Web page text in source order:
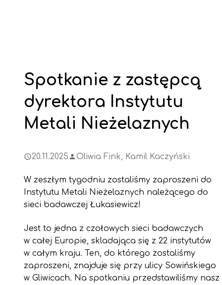
Spotkanie z zastępcą
dyrektora Instytutu
Metali Nieżelaznych
20.11.2025 Oliwia Fink, Kamil Kaczyński
W zeszłym tygodniu zostaliśmy zaproszeni do
Instytutu Metali Nieżelaznych należącego do
sieci badawczej Łukasiewicz!
Jest to jedna z czołowych sieci badawczych
w całej Europie, skladająca się z 22 instytutów
w całym kraju. Ten, do którego zostaliśmy
zaproszeni, znajduje się przy ulicy Sowińskiego
w Gliwicach. Na spotkaniu przedstawiliśmy nasz